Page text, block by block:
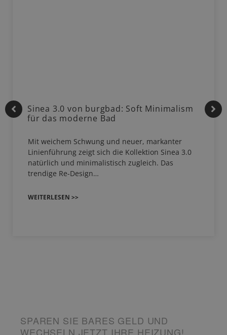
Sinea 3.0 von burgbad: Soft Minimalism
für das moderne Bad
Mit weichem Schwung und neuer, markanter
Linienführung zeigt sich die Kollektion Sinea 3.0
natürlich und minimalistisch zugleich. Das
trendige Re-Design…
WEITERLESEN >>
SPAREN SIE BARES GELD UND
WECHSELN JETZT IHRE HEIZUNG!